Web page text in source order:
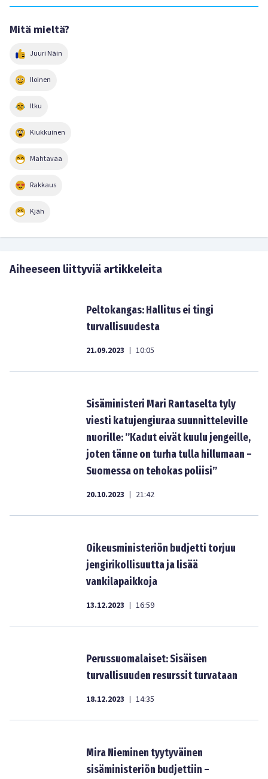
Mitä mieltä?
Juuri Näin
Iloinen
Itku
Kiukkuinen
Mahtavaa
Rakkaus
Kjäh
Aiheeseen liittyviä artikkeleita
Peltokangas: Hallitus ei tingi
turvallisuudesta
21.09.2023 | 10:05
Sisäministeri Mari Rantaselta tyly
viesti katujengiuraa suunnitteleville
nuorille: ”Kadut eivät kuulu jengeille,
joten tänne on turha tulla hillumaan –
Suomessa on tehokas poliisi”
20.10.2023 | 21:42
Oikeusministeriön budjetti torjuu
jengirikollisuutta ja lisää
vankilapaikkoja
13.12.2023 | 16:59
Perussuomalaiset: Sisäisen
turvallisuuden resurssit turvataan
18.12.2023 | 14:35
Mira Nieminen tyytyväinen
sisäministeriön budjettiin –